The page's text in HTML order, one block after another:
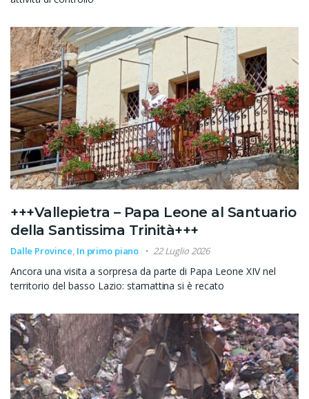
+++Vallepietra – Papa Leone al Santuario
della Santissima Trinità+++
Dalle Province In primo piano 22 Luglio 2026
Ancora una visita a sorpresa da parte di Papa Leone XIV nel
territorio del basso Lazio: stamattina si è recato